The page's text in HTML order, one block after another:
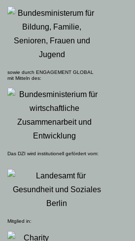
sowie durch ENGAGEMENT GLOBAL
mit Mitteln des:
Das DZI wird institutionell gefördert vom:
Mitglied in: